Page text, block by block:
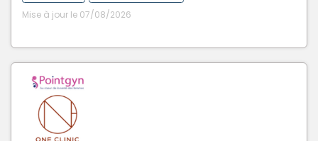
Mise à jour le 07/08/2026